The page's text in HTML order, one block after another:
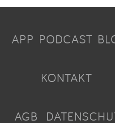
APP PODCAST
KONTAKT
AGB